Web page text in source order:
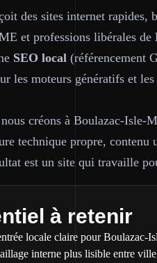
des sites internet rapides,
et professions libérales de
SEO local (référencement
les moteurs génératifs et
créons à Boulazac-Isle-
technique propre,
est un site qui travaille
à retenir
locale claire pour Boulazac-
interne plus lisible entre